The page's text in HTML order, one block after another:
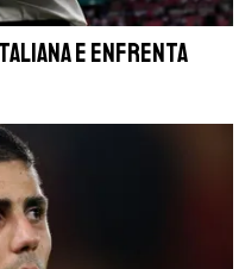
e enfrenta